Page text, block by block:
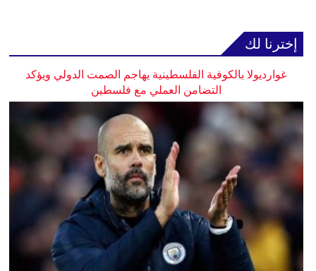
إخترنا لك
غوارديولا بالكوفية الفلسطينية يهاجم الصمت الدولي ويؤكد
التضامن العملي مع فلسطين